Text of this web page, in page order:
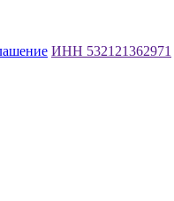
ИНН 532121362971